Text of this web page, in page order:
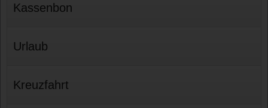
Kassenbon
Urlaub
Kreuzfahrt